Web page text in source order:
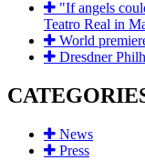
"If angels
Teatro Real in
World
Dresdner
News
Press